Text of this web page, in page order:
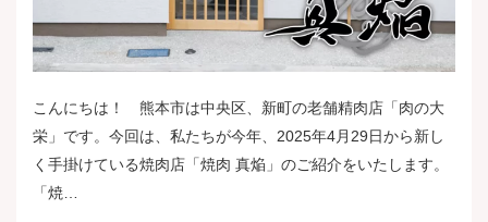
こんにちは！ 熊本市は中央区、新町の老舗精肉店「肉の大
栄」です。今回は、私たちが今年、2025年4月29日から新し
く手掛けている焼肉店「焼肉 真焔」のご紹介をいたします。
「焼…